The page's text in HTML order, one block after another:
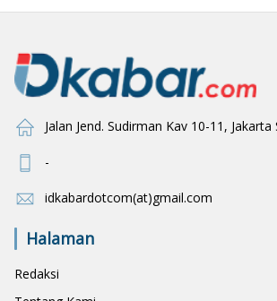
Jalan Jend. Sudirman Kav 10-11, Jakarta
-
idkabardotcom(at)gmail.com
Halaman
Redaksi